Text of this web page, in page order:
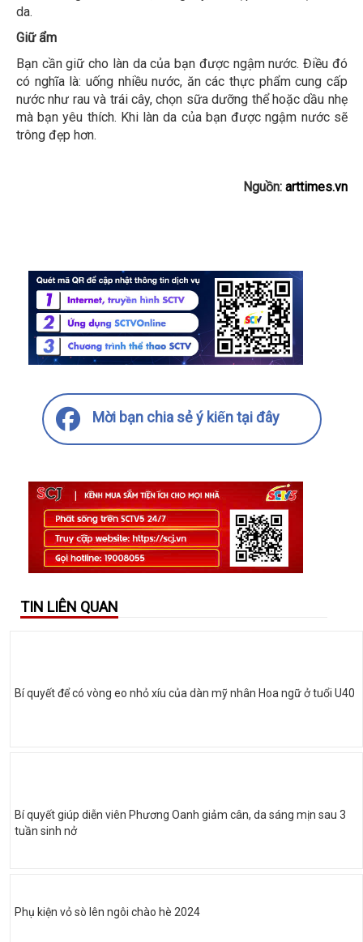
da.
Giữ ẩm
Bạn cần giữ cho làn da của bạn được ngậm nước. Điều đó
có nghĩa là: uống nhiều nước, ăn các thực phẩm cung cấp
nước như rau và trái cây, chọn sữa dưỡng thể hoặc dầu nhẹ
mà bạn yêu thích. Khi làn da của bạn được ngậm nước sẽ
trông đẹp hơn.
Nguồn: arttimes.vn
Mời bạn chia sẻ ý kiến tại đây
TIN LIÊN QUAN
Bí quyết để có vòng eo nhỏ xíu của dàn mỹ nhân Hoa ngữ ở tuổi U40
Bí quyết giúp diễn viên Phương Oanh giảm cân, da sáng mịn sau 3
tuần sinh nở
Phụ kiện vỏ sò lên ngôi chào hè 2024